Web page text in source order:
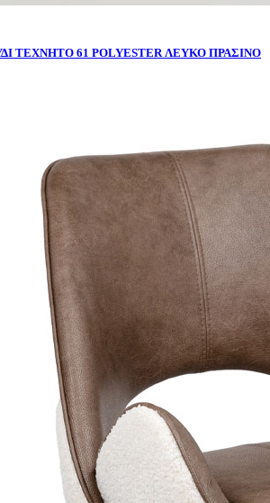
ΤΕΧΝΗΤΟ 61 POLYESTER ΛΕΥΚΟ ΠΡΑΣΙΝΟ